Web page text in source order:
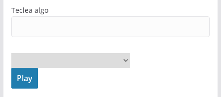
Teclea algo
Play